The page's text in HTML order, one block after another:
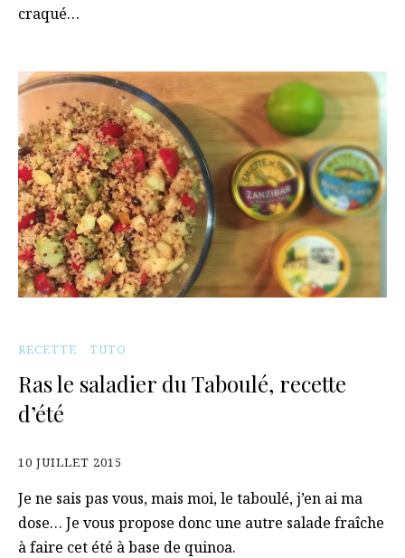
craqué…
RECETTE TUTO
Ras le saladier du Taboulé, recette
d’été
10 JUILLET 2015
Je ne sais pas vous, mais moi, le taboulé, j’en ai ma
dose… Je vous propose donc une autre salade fraîche
à faire cet été à base de quinoa.